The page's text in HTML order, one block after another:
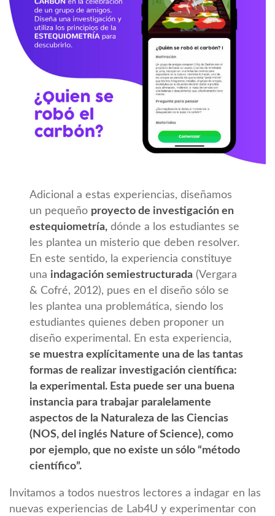
Adicional a estas experiencias, diseñamos
un pequeño proyecto de investigación en
estequiometría, dónde a los estudiantes se
les plantea un misterio que deben resolver.
En este sentido, la experiencia constituye
una indagación semiestructurada (Vergara
& Cofré, 2012), pues en el diseño sólo se
les plantea una problemática, siendo los
estudiantes quienes deben proponer un
diseño experimental. En esta experiencia,
se muestra explícitamente una de las tantas
formas de realizar investigación científica:
la experimental. Esta puede ser una buena
instancia para trabajar paralelamente
aspectos de la Naturaleza de las Ciencias
(NOS, del inglés Nature of Science), como
por ejemplo, que no existe un sólo “método
científico”.
Invitamos a todos nuestros lectores a indagar en las
nuevas experiencias de Lab4U y experimentar con